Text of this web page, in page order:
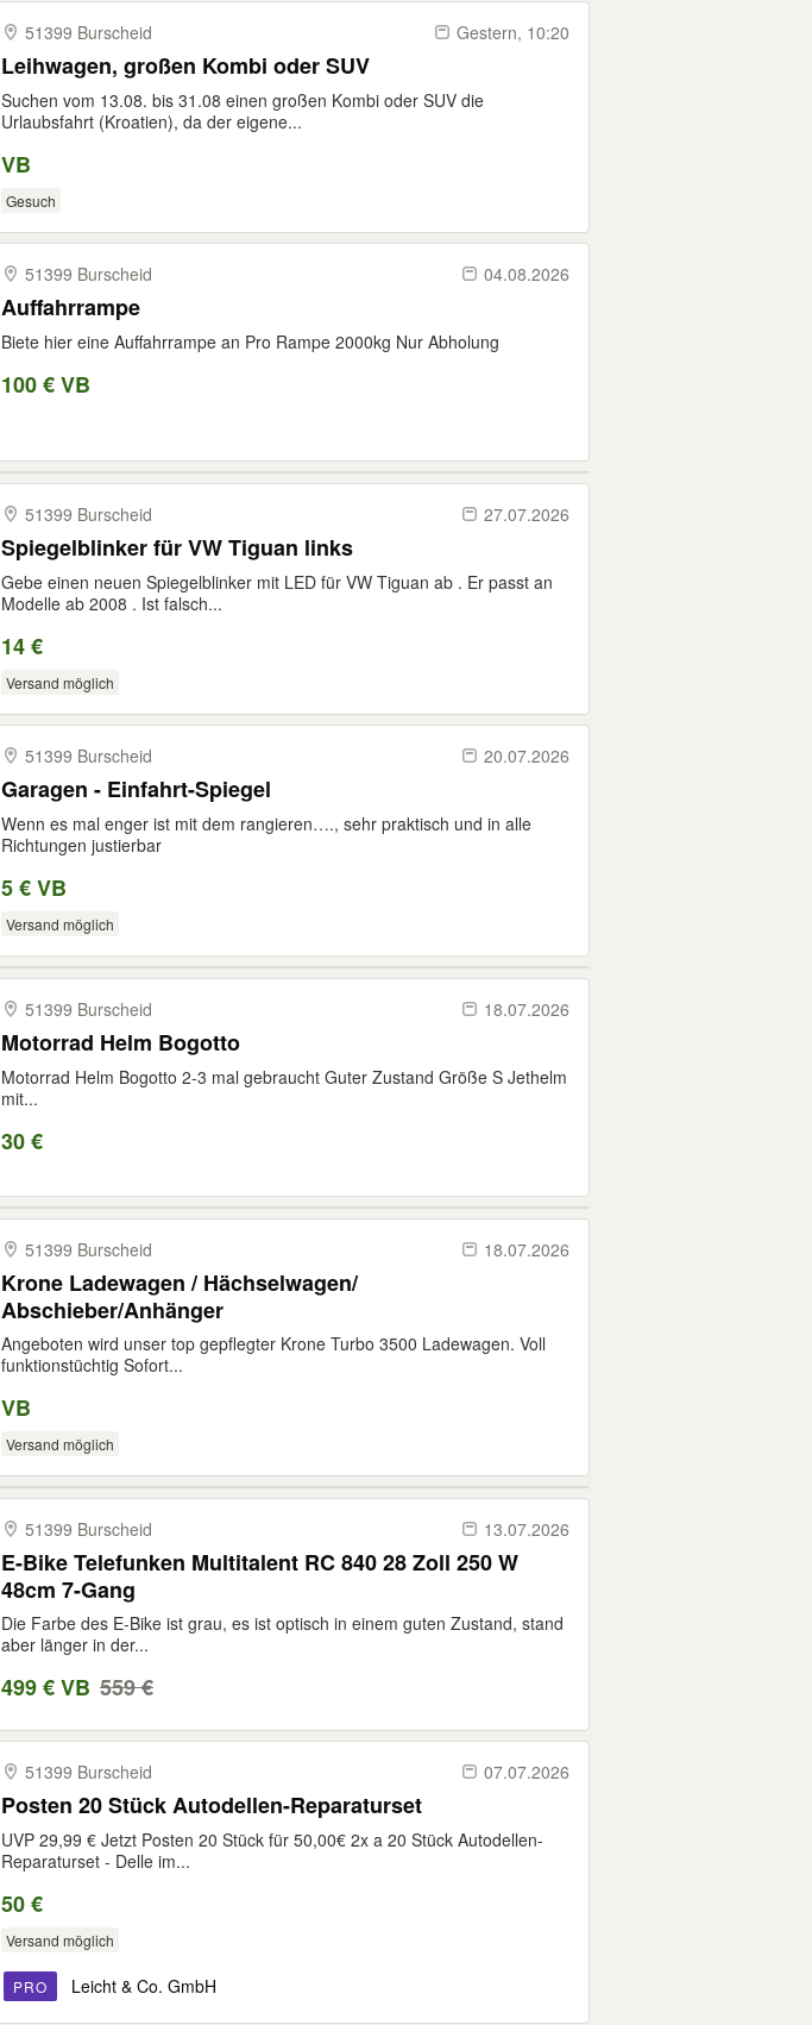
51399 Burscheid Gestern, 10:20
Leihwagen, großen Kombi oder SUV
Suchen vom 13.08. bis 31.08 einen großen Kombi oder SUV die
Urlaubsfahrt (Kroatien), da der eigene...
VB
Gesuch
51399 Burscheid 04.08.2026
Auffahrrampe
Biete hier eine Auffahrrampe an Pro Rampe 2000kg Nur Abholung
100 € VB
51399 Burscheid 27.07.2026
Spiegelblinker für VW Tiguan links
Gebe einen neuen Spiegelblinker mit LED für VW Tiguan ab . Er passt an
Modelle ab 2008 . Ist falsch...
14 €
Versand möglich
51399 Burscheid 20.07.2026
Garagen - Einfahrt-Spiegel
Wenn es mal enger ist mit dem rangieren…., sehr praktisch und in alle
Richtungen justierbar
5 € VB
Versand möglich
51399 Burscheid 18.07.2026
Motorrad Helm Bogotto
Motorrad Helm Bogotto 2-3 mal gebraucht Guter Zustand Größe S Jethelm
mit...
30 €
51399 Burscheid 18.07.2026
Krone Ladewagen / Hächselwagen/
Abschieber/Anhänger
Angeboten wird unser top gepflegter Krone Turbo 3500 Ladewagen. Voll
funktionstüchtig Sofort...
VB
Versand möglich
51399 Burscheid 13.07.2026
E-Bike Telefunken Multitalent RC 840 28 Zoll 250 W
48cm 7-Gang
Die Farbe des E-Bike ist grau, es ist optisch in einem guten Zustand, stand
aber länger in der...
499 € VB 559 €
51399 Burscheid 07.07.2026
Posten 20 Stück Autodellen-Reparaturset
UVP 29,99 € Jetzt Posten 20 Stück für 50,00€ 2x a 20 Stück Autodellen-
Reparaturset - Delle im...
50 €
Versand möglich
PRO Leicht & Co. GmbH